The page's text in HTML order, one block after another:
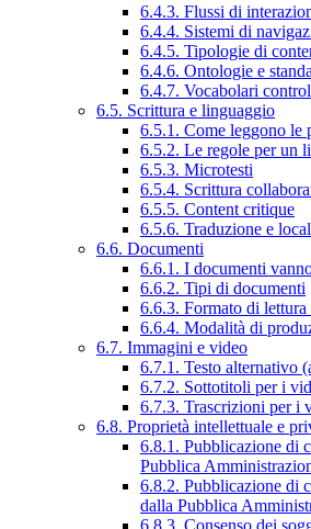
6.4.3. Flussi di
6.4.4. Sistemi di
6.4.5. Tipologie di
6.4.6. Ontologie e
6.4.7. Vocabolari
6.5. Scrittura e linguaggio
6.5.1. Come leggono le
6.5.2. Le regole per un
6.5.3. Microtesti
6.5.4. Scrittura
6.5.5. Content critique
6.5.6. Traduzione e
6.6. Documenti
6.6.1. I documenti
6.6.2. Tipi di documenti
6.6.3. Formato di
6.6.4. Modalità di
6.7. Immagini e video
6.7.1. Testo alternativo
6.7.2. Sottotitoli per i
6.7.3. Trascrizioni per i
6.8. Proprietà intellettuale e
6.8.1. Pubblicazione di
Pubblica
6.8.2. Pubblicazione di
dalla Pubblica
6.8.3. Consenso dei